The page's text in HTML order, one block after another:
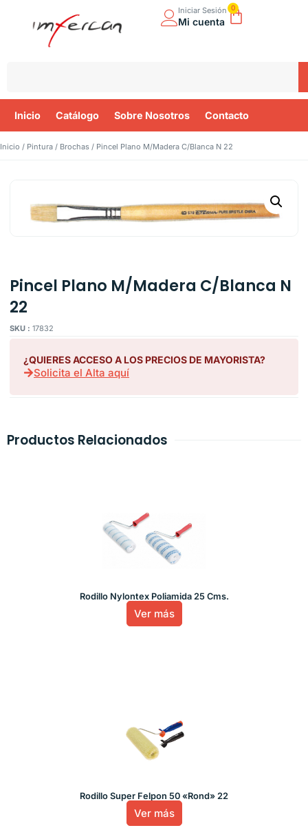
Iniciar Sesión
Mi cuenta
0
Inicio Catálogo Sobre Nosotros Contacto
Inicio / Pintura / Brochas / Pincel Plano M/Madera C/Blanca N 22
Pincel Plano M/Madera C/Blanca N
22
SKU : 17832
¿QUIERES ACCESO A LOS PRECIOS DE MAYORISTA?
Solicita el Alta aquí
Productos Relacionados
Rodillo Nylontex Poliamida 25 Cms.
Ver más
Rodillo Super Felpon 50 «Rond» 22
Ver más